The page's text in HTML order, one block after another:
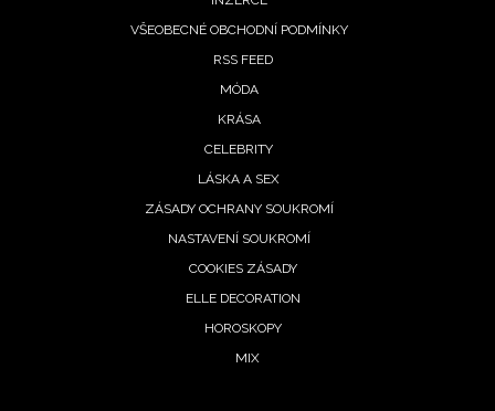
zpracováním údajů k tomuto účelu podle
VŠEOBECNÉ OBCHODNÍ PODMÍNKY
RSS FEED
MÓDA
KRÁSA
CELEBRITY
LÁSKA A SEX
ZÁSADY OCHRANY SOUKROMÍ
NASTAVENÍ SOUKROMÍ
COOKIES ZÁSADY
ELLE DECORATION
HOROSKOPY
MIX